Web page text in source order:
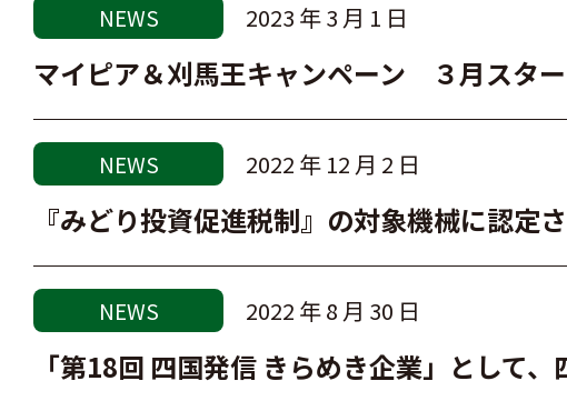
NEWS 2023 年 3 月 1 日
マイピア＆刈馬王キャンペーン ３月スター
NEWS 2022 年 12 月 2 日
『みどり投資促進税制』の対象機械に認定
NEWS 2022 年 8 月 30 日
「第18回 四国発信 きらめき企業」として